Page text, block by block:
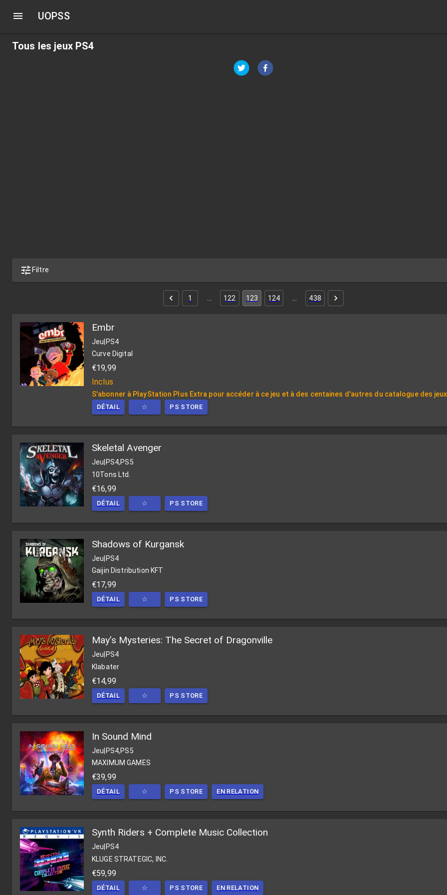
UOPSS
Tous les jeux PS4
Filtre
1 122 123 124 438
Embr
Jeu|PS4
Curve Digital
€19,99
Inclus
S'abonner à PlayStation Plus Extra pour accéder à ce jeu et à des centaines d'autres du catalogue des jeux
DÉTAIL ☆ PS STORE
Skeletal Avenger
Jeu PS4,PS5
10Tons Ltd.
€16,99
DÉTAIL ☆ PS STORE
Shadows of Kurgansk
Jeu|PS4
Gaijin Distribution KFT
€17,99
DÉTAIL ☆ PS STORE
May’s Mysteries: The Secret of Dragonville
Jeu PS4
Klabater
€14,99
DÉTAIL ☆ PS STORE
In Sound Mind
Jeu|PS4,PS5
MAXIMUM GAMES
€39,99
DÉTAIL ☆ PS STORE EN RELATION
Synth Riders + Complete Music Collection
Jeu PS4
KLUGE STRATEGIC, INC.
€59,99
DÉTAIL ☆ PS STORE EN RELATION